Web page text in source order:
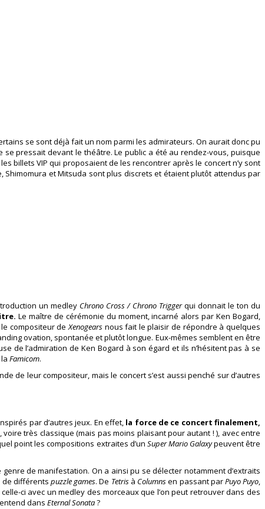
se sont déjà fait un nom parmi les admirateurs. On aurait donc pu
se pressait devant le théâtre. Le public a été au rendez-vous, puisque
billets VIP qui proposaient de les rencontrer après le concert n’y sont
et Mitsuda sont plus discrets et étaient plutôt attendus par
un medley Chrono Cross / Chrono Triggerqui donnait le ton du
Le maître de cérémonie du moment, incarné alors par Ken Bogard,
compositeur de Xenogearsnous fait le plaisir de répondre à quelques
ovation, spontanée et plutôt longue. Eux-mêmes semblent en être
de l’admiration de Ken Bogard à son égard et ils n’hésitent pas à se
Famicom.
de leur compositeur, mais le concert s’est aussi penché sur d’autres
par d’autres jeux. En effet, la force de ce concert finalement,
très classique (mais pas moins plaisant pour autant ! ), avec entre
point les compositions extraites d’un Super Mario Galaxypeuvent être
de manifestation. On a ainsi pu se délecter notamment d’extraits
différents puzzle games. De Tetrisà Columnsen passant parPuyo Puyo,
ci avec un medley des morceaux que l’on peut retrouver dans des
dans Eternal Sonata?